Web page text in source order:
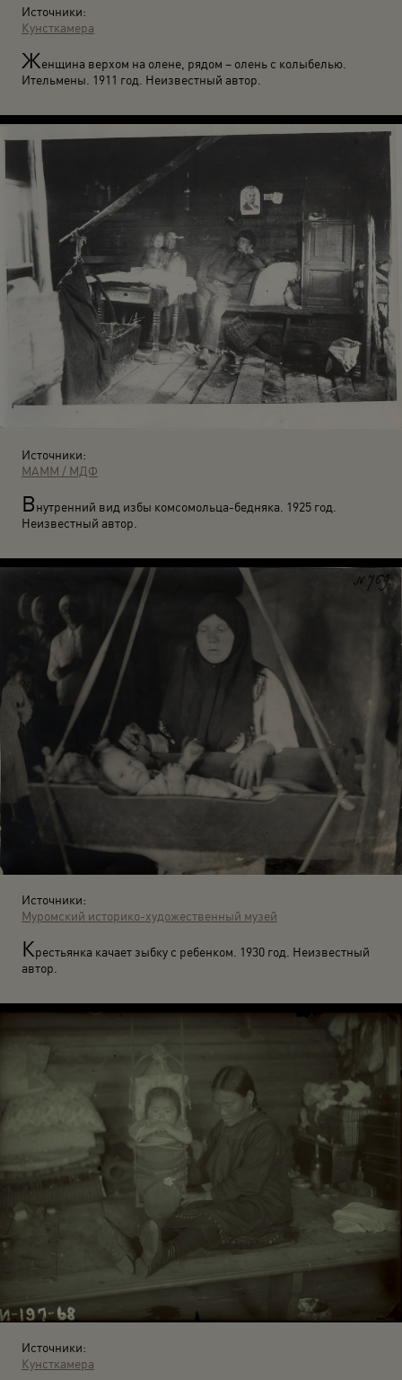
Источники:
Кунсткамера
Женщина верхом на олене, рядом – олень с колыбелью.
Ительмены. 1911 год. Неизвестный автор.
Источники:
МАММ / МДФ
Внутренний вид избы комсомольца-бедняка. 1925 год.
Неизвестный автор.
Источники:
Муромский историко-художественный музей
Крестьянка качает зыбку с ребенком. 1930 год. Неизвестный
автор.
Источники:
Кунсткамера